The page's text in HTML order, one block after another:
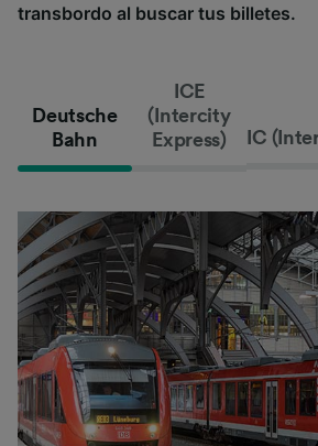
transbordo al buscar tus billetes.
Deutsche
Bahn
ICE
(Intercity
Express)
IC